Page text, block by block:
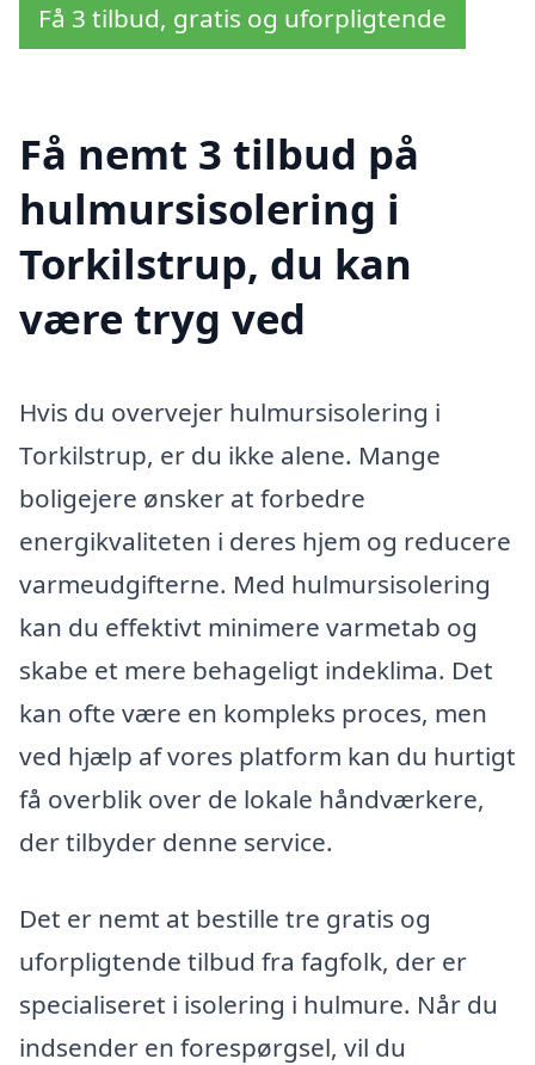
Få 3 tilbud, gratis og uforpligtende
Få nemt 3 tilbud på
hulmursisolering i
Torkilstrup, du kan
være tryg ved
Hvis du overvejer hulmursisolering i
Torkilstrup, er du ikke alene. Mange
boligejere ønsker at forbedre
energikvaliteten i deres hjem og reducere
varmeudgifterne. Med hulmursisolering
kan du effektivt minimere varmetab og
skabe et mere behageligt indeklima. Det
kan ofte være en kompleks proces, men
ved hjælp af vores platform kan du hurtigt
få overblik over de lokale håndværkere,
der tilbyder denne service.
Det er nemt at bestille tre gratis og
uforpligtende tilbud fra fagfolk, der er
specialiseret i isolering i hulmure. Når du
indsender en forespørgsel, vil du